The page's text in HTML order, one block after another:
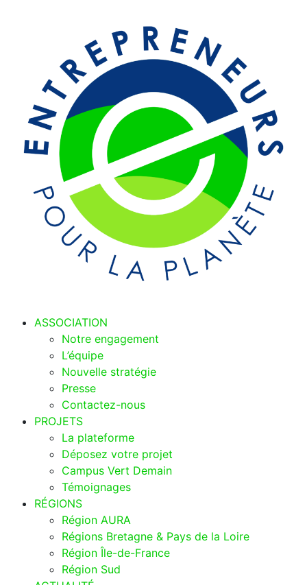
ASSOCIATION
Notre engagement
L’équipe
Nouvelle stratégie
Presse
Contactez-nous
PROJETS
La plateforme
Déposez votre projet
Campus Vert Demain
Témoignages
RÉGIONS
Région AURA
Régions Bretagne & Pays de la Loire
Région Île-de-France
Région Sud